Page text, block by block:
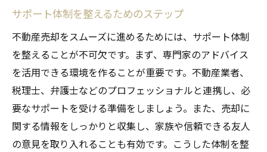
サポート体制を整えるためのステップ
不動産売却をスムーズに進めるためには、サポート体制
を整えることが不可欠です。まず、専門家のアドバイス
を活用できる環境を作ることが重要です。不動産業者、
税理士、弁護士などのプロフェッショナルと連携し、必
要なサポートを受ける準備をしましょう。また、売却に
関する情報をしっかりと収集し、家族や信頼できる友人
の意見を取り入れることも有効です。こうした体制を整